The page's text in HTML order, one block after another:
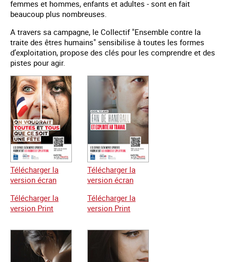
femmes et hommes, enfants et adultes - sont en fait
beaucoup plus nombreuses.
A travers sa campagne, le Collectif "Ensemble contre la
traite des êtres humains" sensibilise à toutes les formes
d’exploitation, propose des clés pour les comprendre et des
pistes pour agir.
Télécharger la
version écran
Télécharger la
version Print
Télécharger la
version écran
Télécharger la
version Print